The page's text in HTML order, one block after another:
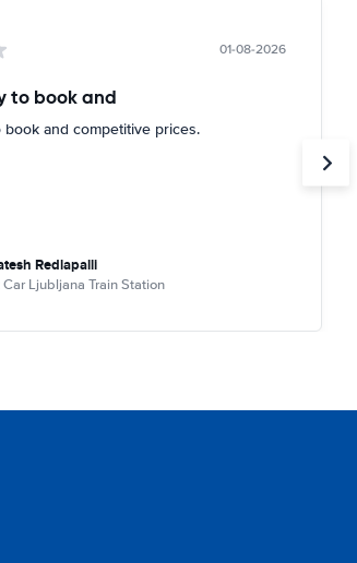
01-08-2026
to book and
book and competitive prices.
Redlapalli
Ljubljana Train Station